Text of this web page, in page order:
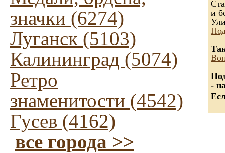
значки (6274)
Луганск (5103)
Калининград (5074)
Ретро
знаменитости (4542)
Гусев (4162)
все города >>
и
-